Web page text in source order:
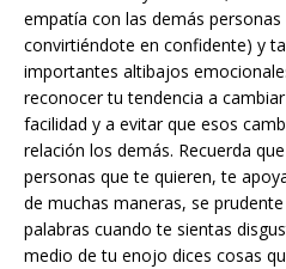
empatía con las demás personas
convirtiéndote en confidente) y
importantes altibajos
reconocer tu tendencia a
facilidad y a evitar que esos
relación los demás. Recuerda
personas que te quieren, te
de muchas maneras, se
palabras cuando te sientas
medio de tu enojo dices cosas